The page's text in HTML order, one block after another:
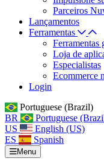
Parceiros
Lançamentos
Ferramentas
Ferramentas
Loja de
Especialistas
Ecommerce
Login
Portuguese (Brazil)
BR
Portuguese
US
English (US)
ES
Spanish
Menu